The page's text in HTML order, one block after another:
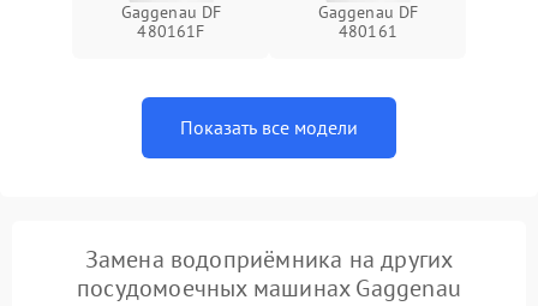
Gaggenau DF
480161F
Gaggenau DF
480161
Показать все модели
Замена водоприёмника на других
посудомоечных машинах Gaggenau